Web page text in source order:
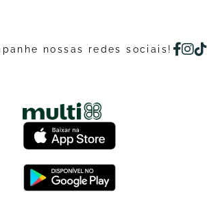
nossas redes sociais!